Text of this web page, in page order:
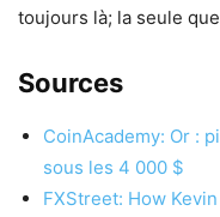
toujours là; la seule
Sources
CoinAcademy: Or :
sous les 4 000 $
FXStreet: How